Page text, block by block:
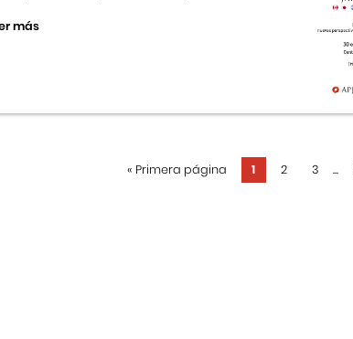
más
« Primera página 1 2 3 ...